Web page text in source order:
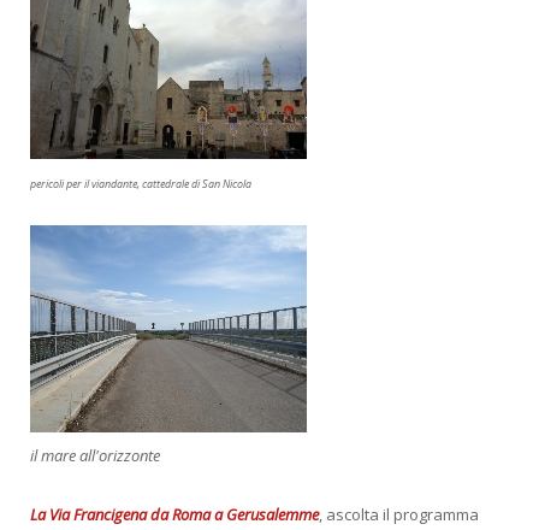
pericoli per il viandante, cattedrale di San Nicola
il mare all'orizzonte
La Via Francigena da Roma a Gerusalemme, ascolta il programma